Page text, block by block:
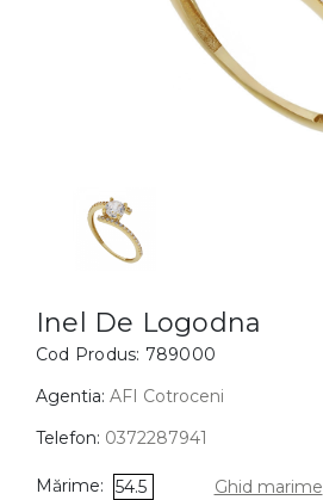
BIJUTERII COPII
Cercei
Bratari
Coliere
Lanturi
Pandantive
Inel De Logodna
Cod Produs: 789000
Agentia: AFI Cotroceni
Telefon: 0372287941
Mărime: 54.5 Ghid marime